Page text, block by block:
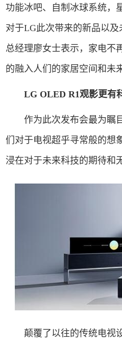
功能冰吧、自制冰球系统
对于LG此次带来的新品以
总经理廖女士表示，家电不
的融入人们的家居空间和未
LG OLED R1观影更有
作为此次发布会最为瞩目
们对于电视超乎寻常般的想
浸在对于未来科技的期待和
颠覆了以往的传统电视设